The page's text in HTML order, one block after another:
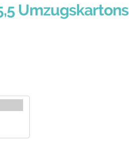
Umzugskartons